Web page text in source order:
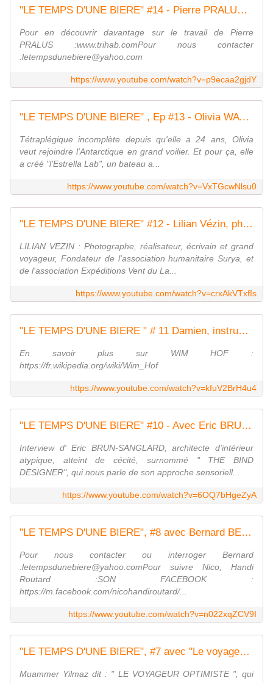
"LE TEMPS D'UNE BIERE" #14 - Pierre PRALUS, Designer en Architecture Bioclimatique
Pour en découvrir davantage sur le travail de Pierre
PRALUS :www.trihab.comPour nous contacter
:letempsdunebiere@yahoo.com
https://www.youtube.com/watch?v=p9ecaa2gjdY
"LE TEMPS D'UNE BIERE" , Ep #13 - Olivia WATTINNE - Estrella Lab
Tétraplégique incomplète depuis qu'elle a 24 ans, Olivia
veut rejoindre l'Antarctique en grand voilier. Et pour ça, elle
a créé "l'Estrella Lab", un bateau a...
https://www.youtube.com/watch?v=VxTGcwNlsu0
"LE TEMPS D'UNE BIERE" #12 - Lilian Vézin, photographe, réalisateur
LILIAN VEZIN : Photographe, réalisateur, écrivain et grand
voyageur, Fondateur de l'association humanitaire Surya, et
de l'association Expéditions Vent du La...
https://www.youtube.com/watch?v=crxAkVTxfIs
"LE TEMPS D'UNE BIERE " # 11 Damien, instructeur de la méthode WIM HOF
En savoir plus sur WIM HOF :
https://fr.wikipedia.org/wiki/Wim_Hof
https://www.youtube.com/watch?v=kfuV2BrH4u4
"LE TEMPS D'UNE BIERE" #10 - Avec Eric BRUN-SANGLARD, "The Blind Designer"
Interview d' Eric BRUN-SANGLARD, architecte d'intérieur
atypique, atteint de cécité, surnommé " THE BIND
DESIGNER", qui nous parle de son approche sensoriell...
https://www.youtube.com/watch?v=6OQ7bHgeZyA
"LE TEMPS D'UNE BIERE", #8 avec Bernard BESINET, skipper
Pour nous contacter ou interroger Bernard
:letempsdunebiere@yahoo.comPour suivre Nico, Handi
Routard :SON FACEBOOK :
https://m.facebook.com/nicohandiroutard/...
https://www.youtube.com/watch?v=n022xqZCV9I
"LE TEMPS D'UNE BIERE", #7 avec "Le voyageur Optimiste" Muammer Yilmaz
Muammer Yilmaz dit : " LE VOYAGEUR OPTIMISTE ", qui